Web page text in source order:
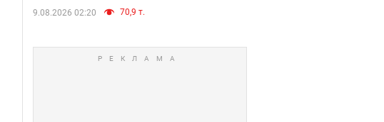
9.08.2026 02:20 70,9 т.